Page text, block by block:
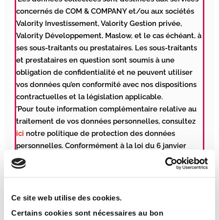
Ce site web utilise des cookies.
Certains cookies sont nécessaires au bon
concernés de COM & COMPANY et/ou aux sociétés
Valority Investissement, Valority Gestion privée,
Valority Développement, Maslow, et le cas échéant, à
ses sous-traitants ou prestataires. Les sous-traitants
et prestataires en question sont soumis à une
obligation de confidentialité et ne peuvent utiliser
vos données qu’en conformité avec nos dispositions
contractuelles et la législation applicable.
'Pour toute information complémentaire relative au
traitement de vos données personnelles, consultez
ici notre politique de protection des données
personnelles. Conformément à la loi du 6 janvier
1978 et au Règlement Général sur la Protection des
Données (RGDP) du 27 avril 2016 n°2016/679, vous
d’opposition, d’effacement, de limitation du